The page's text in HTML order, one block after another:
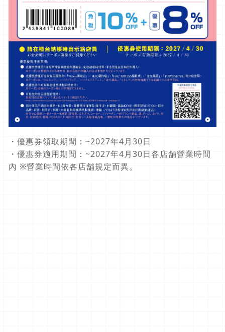
・優惠券領取期間：~2027年4月30日
・優惠券適用期間：~2027年4月30日各店舗營業時間
內 ※營業時間依各店舗規定而異。